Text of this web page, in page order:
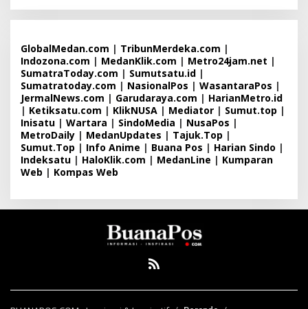
GlobalMedan.com | TribunMerdeka.com |
Indozona.com | MedanKlik.com | Metro24jam.net |
SumatraToday.com | Sumutsatu.id |
Sumatratoday.com | NasionalPos | WasantaraPos |
JermalNews.com | Garudaraya.com | HarianMetro.id
| Ketiksatu.com | KlikNUSA | Mediator | Sumut.top |
Inisatu | Wartara | SindoMedia | NusaPos |
MetroDaily | MedanUpdates | Tajuk.Top |
Sumut.Top | Info Anime | Buana Pos | Harian Sindo |
Indeksatu | HaloKlik.com | MedanLine | Kumparan
Web | Kompas Web